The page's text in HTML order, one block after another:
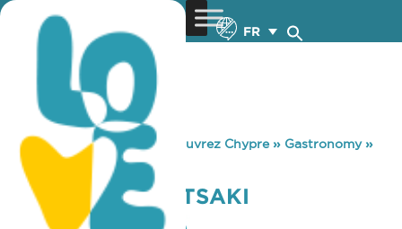
FR
You are here: Home »Découvrez Chypre» Gastronomy»
PAME GIA BRANTSAKI
PAME GIA BRANTSAKI